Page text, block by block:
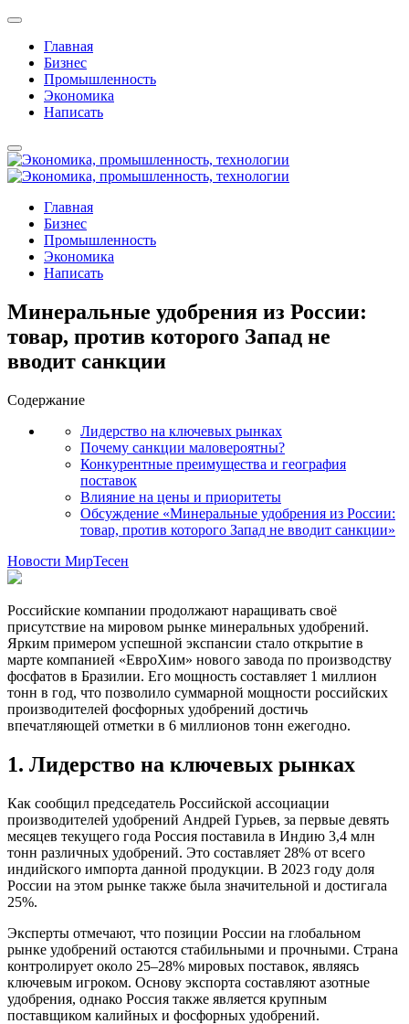
Главная
Бизнес
Промышленность
Экономика
Написать
Главная
Бизнес
Промышленность
Экономика
Написать
Минеральные удобрения из России:
товар, против которого Запад не
вводит санкции
Содержание
Лидерство на ключевых рынках
Почему санкции маловероятны?
Конкурентные преимущества и география
поставок
Влияние на цены и приоритеты
Обсуждение «Минеральные удобрения из России:
товар, против которого Запад не вводит санкции»
Новости МирТесен
Российские компании продолжают наращивать своё
присутствие на мировом рынке минеральных удобрений.
Ярким примером успешной экспансии стало открытие в
марте компанией «ЕвроХим» нового завода по производству
фосфатов в Бразилии. Его мощность составляет 1 миллион
тонн в год, что позволило суммарной мощности российских
производителей фосфорных удобрений достичь
впечатляющей отметки в 6 миллионов тонн ежегодно.
1. Лидерство на ключевых рынках
Как сообщил председатель Российской ассоциации
производителей удобрений Андрей Гурьев, за первые девять
месяцев текущего года Россия поставила в Индию 3,4 млн
тонн различных удобрений. Это составляет 28% от всего
индийского импорта данной продукции. В 2023 году доля
России на этом рынке также была значительной и достигала
25%.
Эксперты отмечают, что позиции России на глобальном
рынке удобрений остаются стабильными и прочными. Страна
контролирует около 25–28% мировых поставок, являясь
ключевым игроком. Основу экспорта составляют азотные
удобрения, однако Россия также является крупным
поставщиком калийных и фосфорных удобрений.